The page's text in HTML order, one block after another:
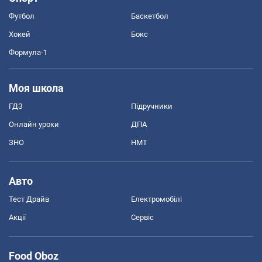
Футбол Баскетбол
Хокей Бокс
Формула-1
Моя школа
ГДЗ Підручники
Онлайн уроки ДПА
ЗНО НМТ
Авто
Тест Драйв Електромобілі
Акції Сервіс
Food Oboz